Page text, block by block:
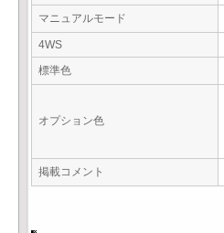
マニュアルモード
4WS
標準色
オプション色
掲載コメント